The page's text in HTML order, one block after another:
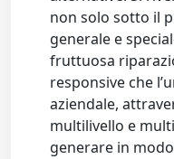
non solo sotto il
generale e
fruttuosa
responsive che
aziendale,
multilivello e
generare in